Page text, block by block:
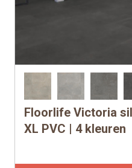
Floorlife Victoria
XL PVC | 4 kleuren
Dit
product